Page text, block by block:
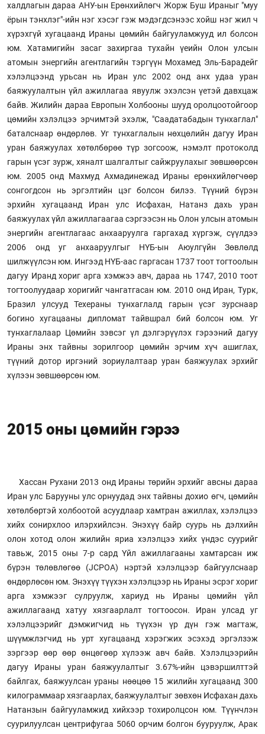
халдлагын дараа АНУ-ын Ерөнхийлөгч Жорж Буш Ираныг "муу
ёрын тэнхлэг"-ийн нэг хэсэг гэж мэдэгдсэнээс хойш нэг жил ч
хүрэхгүй хугацаанд Ираны цөмийн байгууламжууд ил болсон
юм. Хатамигийн засаг захиргаа тухайн үеийн Олон улсын
атомын энергийн агентлагийн тэргүүн Мохамед Эль-Барадейг
хэлэлцээнд урьсан нь Иран улс 2002 онд анх удаа уран
баяжуулалтын үйл ажиллагаа явуулж эхэлсэн үетэй давхцаж
байв. Жилийн дараа Европын Холбооны шууд оролцоотойгоор
цөмийн хэлэлцээ эрчимтэй эхэлж, "Саадатабадын тунхаглал"
баталснаар өндөрлөв. Уг тунхаглалын нөхцөлийн дагуу Иран
уран баяжуулах хөтөлбөрөө түр зогсоож, нэмэлт протоколд
гарын үсэг зурж, хяналт шалгалтыг сайжруулахыг зөвшөөрсөн
юм. 2005 онд Махмуд Ахмадинежад Ираны ерөнхийлөгчөөр
сонгогдсон нь эргэлтийн цэг болсон билээ. Түүний бүрэн
эрхийн хугацаанд Иран улс Исфахан, Натанз дахь уран
баяжуулах үйл ажиллагаагаа сэргээсэн нь Олон улсын атомын
энергийн агентлагаас анхааруулга гаргахад хүргэж, сүүлдээ
2006 онд уг анхааруулгыг НҮБ-ын Аюулгүйн Зөвлөлд
шилжүүлсэн юм. Ингээд НҮБ-аас гаргасан 1737 тоот тогтоолын
дагуу Иранд хориг арга хэмжээ авч, дараа нь 1747, 2010 тоот
тогтоолуудаар хоригийг чангатгасан юм. 2010 онд Иран, Турк,
Бразил улсууд Техераны тунхаглалд гарын үсэг зурснаар
богино хугацааны дипломат тайвшрал бий болсон юм. Уг
тунхаглалаар Цөмийн зэвсэг үл дэлгэрүүлэх гэрээний дагуу
Ираны энх тайвны зорилгоор цөмийн эрчим хүч ашиглах,
түүний дотор иргэний зориулалтаар уран баяжуулах эрхийг
хүлээн зөвшөөрсөн юм.
2015 оны цөмийн гэрээ
Хассан Рухани 2013 онд Ираны төрийн эрхийг авсны дараа
Иран улс Барууны улс орнуудад энх тайвны дохио өгч, цөмийн
хөтөлбөртэй холбоотой асуудлаар хамтран ажиллах, хэлэлцээ
хийх сонирхлоо илэрхийлсэн. Энэхүү байр суурь нь дэлхийн
олон хотод олон жилийн яриа хэлэлцээ хийх үндэс суурийг
тавьж, 2015 оны 7-р сард Үйл ажиллагааны хамтарсан иж
бүрэн төлөвлөгөө (JCPOA) нэртэй хэлэлцээр байгуулснаар
өндөрлөсөн юм. Энэхүү түүхэн хэлэлцээр нь Ираны эсрэг хориг
арга хэмжээг сулруулж, хариуд нь Ираны цөмийн үйл
ажиллагаанд хатуу хязгаарлалт тогтоосон. Иран улсад уг
хэлэлцээрийг дэмжигчид нь түүхэн үр дүн гэж магтаж,
шүүмжлэгчид нь урт хугацаанд хэрэгжих эсэхэд эргэлзэж
зэргээр өөр өөр өнцөгөөр хүлээж авч байв. Хэлэлцээрийн
дагуу Ираны уран баяжуулалтыг 3.67%-ийн цэвэршилттэй
байлгах, баяжуулсан ураны нөөцөө 15 жилийн хугацаанд 300
килограммаар хязгаарлах, баяжуулалтыг зөвхөн Исфахан дахь
Натанзын байгууламжид хийхээр тохиролцсон юм. Түүнчлэн
суурилуулсан центрифугаа 5060 орчим болгон бууруулж, Арак